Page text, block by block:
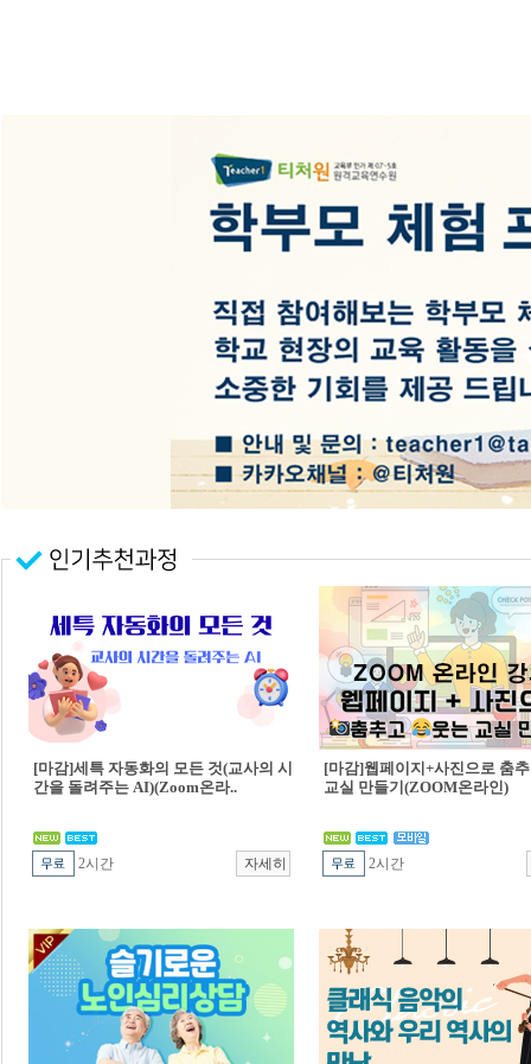
[마감]세특 자동화의 모든 것(교사의 시
간을 돌려주는 AI)(Zoom온라..
2시간
[마감]웹페이지+사진으로 춤
교실 만들기(ZOOM온라인)
2시간